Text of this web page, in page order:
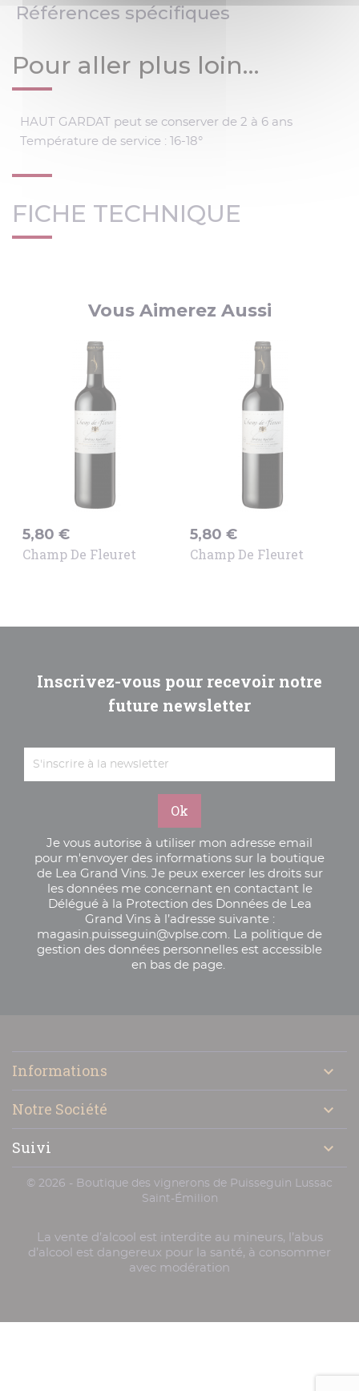
Références spécifiques
Pour aller plus loin…
HAUT GARDAT peut se conserver de 2 à 6 ans
Température de service : 16-18°
FICHE TECHNIQUE
Vous Aimerez Aussi
Prix
5,80 €
Champ De Fleuret
Prix
5,80 €
Champ De Fleuret
Inscrivez-vous pour recevoir notre
future newsletter
Je vous autorise à utiliser mon adresse email
pour m'envoyer des informations sur la boutique
de Lea Grand Vins. Je peux exercer les droits sur
les données me concernant en contactant le
Délégué à la Protection des Données de Lea
Grand Vins à l’adresse suivante :
magasin.puisseguin@vplse.com. La politique de
gestion des données personnelles est accessible
en bas de page.

Informations

Notre Société

Suivi

© 2026 - Boutique des vignerons de Puisseguin Lussac
Saint-Émilion
La vente d’alcool est interdite au mineurs, l’abus
d’alcool est dangereux pour la santé, à consommer
avec modération